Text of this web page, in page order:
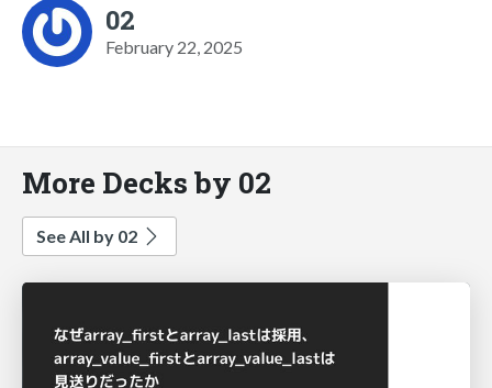
02
February 22, 2025
More Decks by 02
See All by 02